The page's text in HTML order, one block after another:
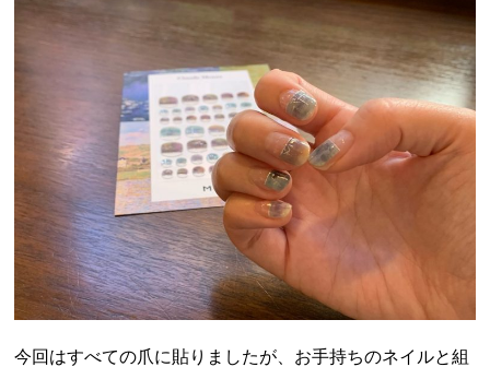
今回はすべての爪に貼りましたが、お手持ちのネイルと組